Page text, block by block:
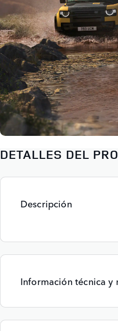
DETALLES DEL
Descripción
Información técnica y